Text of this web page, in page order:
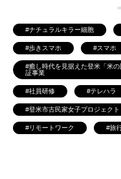
ナチュラルキラー細胞
歩きスマホ スマホ
癒し時代を見据えた登米「米
証事業
社員研修 テレハラ
登米市古民家女子プロジェクト
リモートワーク 旅